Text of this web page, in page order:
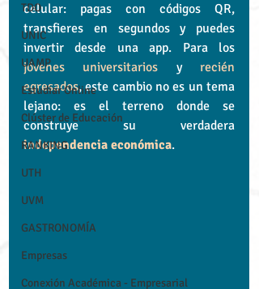
TDO
UNIC
UAMP
Estudiar Online
Clúster de Educación
RANKING
UTH
UVM
GASTRONOMÍA
Empresas
Conexión Académica - Empresarial
celular: pagas con códigos QR,
transfieres en segundos y puedes
jóvenes universitarios y recién
egresados, este cambio no es un tema
lejano: es el terreno donde se
independencia económica.